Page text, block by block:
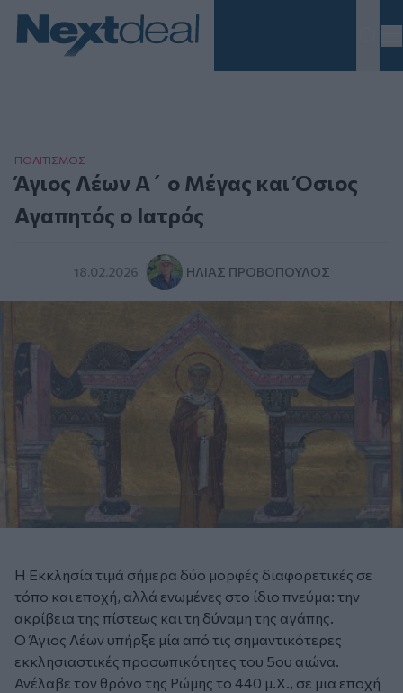
ΠΟΛΙΤΙΣΜΟΣ
Άγιος Λέων Α΄ ο Μέγας και Όσιος
Αγαπητός ο Ιατρός
18.02.2026 ΗΛΊΑΣ ΠΡΟΒΌΠΟΥΛΟΣ
Η Εκκλησία τιμά σήμερα δύο μορφές διαφορετικές σε
τόπο και εποχή, αλλά ενωμένες στο ίδιο πνεύμα: την
ακρίβεια της πίστεως και τη δύναμη της αγάπης.
Ο Άγιος Λέων υπήρξε μία από τις σημαντικότερες
εκκλησιαστικές προσωπικότητες του 5ου αιώνα.
Ανέλαβε τον θρόνο της Ρώμης το 440 μ.Χ., σε μια εποχή